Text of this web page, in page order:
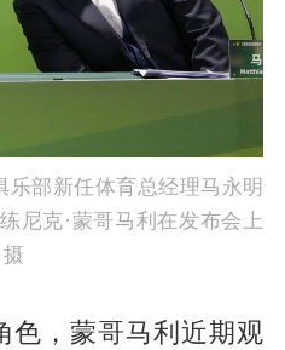
乐部新任体育总经理马永明
尼克·蒙哥马利在发布会上
色，蒙哥马利近期观